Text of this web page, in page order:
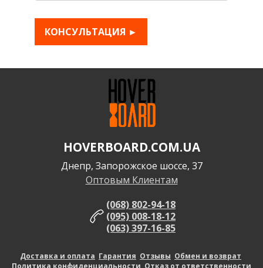
КОНСУЛЬТАЦИЯ ►
HOVERBOARD.COM.UA
Днепр, Запорожское шоссе, 37
Оптовым Клиентам
(068) 802-94-18
(095) 008-18-12
(063) 397-16-85
Доставка и оплата Гарантия Отзывы Обмен и возврат
Политика конфиденциальности Отказ от ответственности